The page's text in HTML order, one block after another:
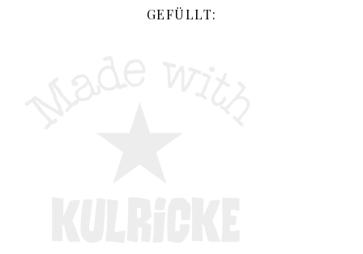
GEFÜLLT: